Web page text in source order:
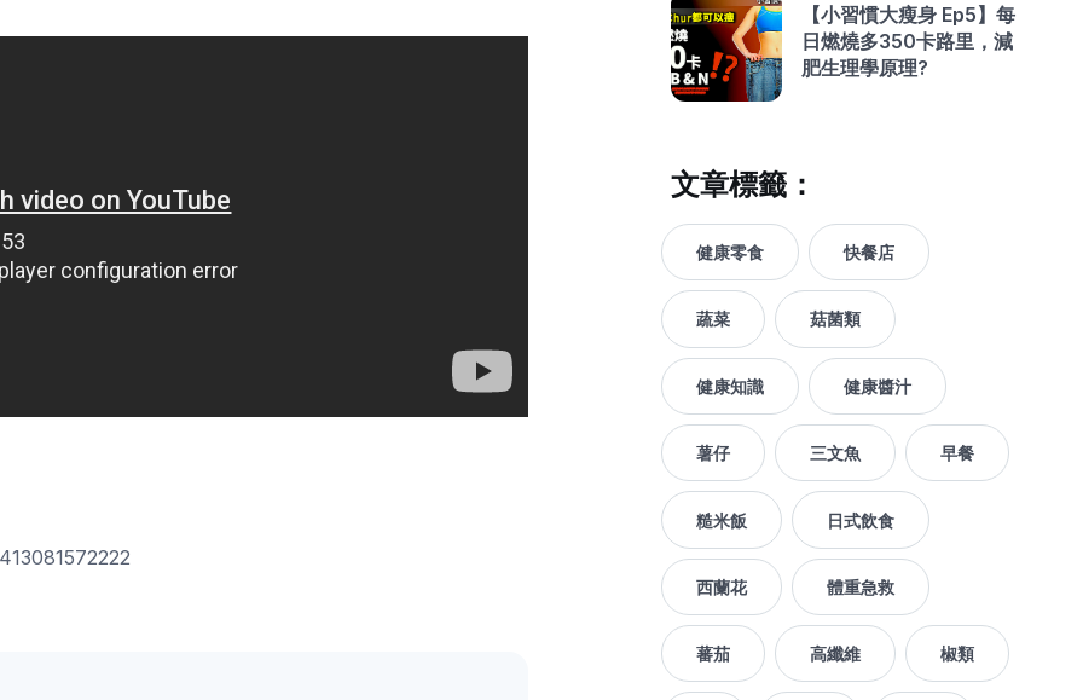
【小習慣大瘦身 Ep5】每
日燃燒多350卡路里，減
肥生理學原理?
文章標籤：
健康零食 快餐店
蔬菜 菇菌類
健康知識 健康醬汁
薯仔 三文魚 早餐
糙米飯 日式飲食
西蘭花 體重急救
蕃茄 高纖維 椒類